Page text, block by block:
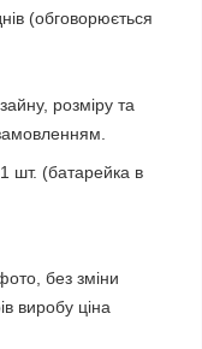
(обговорюється
розміру та
шт. (батарейка в
без зміни
виробу ціна